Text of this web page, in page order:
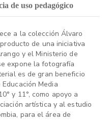
de uso pedagógico
a la colección Álvaro
de una iniciativa
y el Ministerio de
expone la fotografía
es de gran beneficio
Media
y 11°, como apoyo a
artística y al estudio
para el área de